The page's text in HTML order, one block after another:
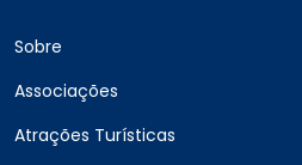
Sobre
Associações
Atrações Turísticas